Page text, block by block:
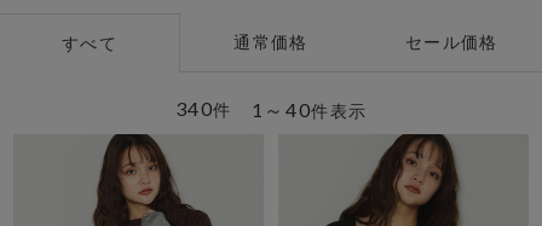
すべて 通常価格 セール価格
1～40件表示
340件